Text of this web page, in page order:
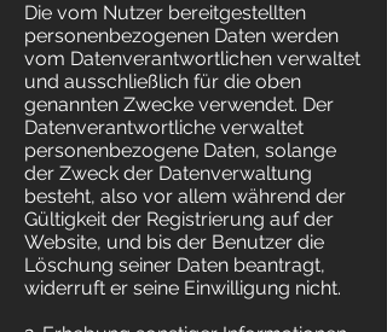
Die vom Nutzer bereitgestellten
personenbezogenen Daten werden
vom Datenverantwortlichen verwaltet
und ausschließlich für die oben
genannten Zwecke verwendet. Der
Datenverantwortliche verwaltet
personenbezogene Daten, solange
der Zweck der Datenverwaltung
besteht, also vor allem während der
Gültigkeit der Registrierung auf der
Website, und bis der Benutzer die
Löschung seiner Daten beantragt,
widerruft er seine Einwilligung nicht.